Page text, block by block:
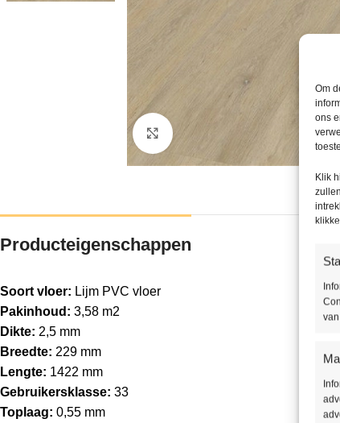
Om
ons
Klik
Klik om te vergroten
Producteigenschappen
Soort vloer: Lijm PVC vloer
Pakinhoud: 3,58 m2
Dikte: 2,5 mm
Breedte: 229 mm
Lengte: 1422 mm
Gebruikersklasse: 33
Toplaag: 0,55 mm